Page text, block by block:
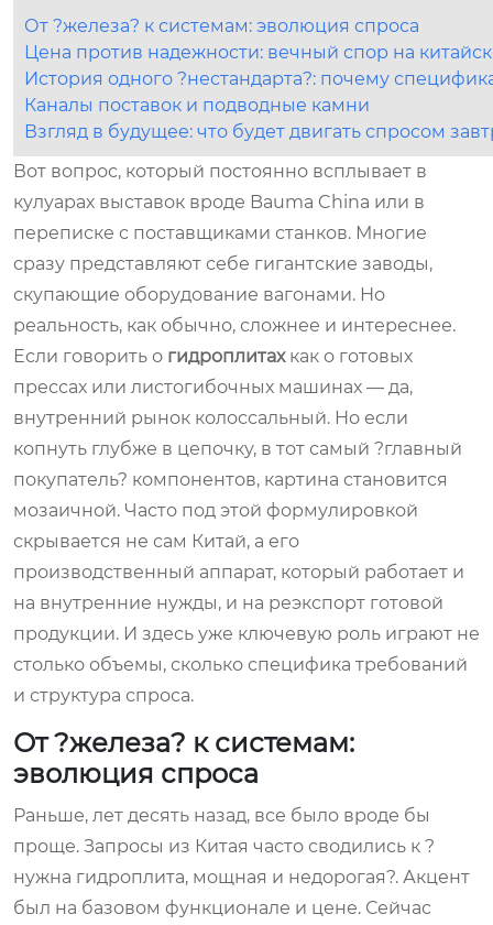
От ?железа? к системам: эволюция спроса
Цена против надежности: вечный спор на
История одного ?нестандарта?: почему
Каналы поставок и подводные камни
Взгляд в будущее: что будет двигать спросом
Вот вопрос, который постоянно всплывает в
кулуарах выставок вроде Bauma China или в
переписке с поставщиками станков. Многие
сразу представляют себе гигантские заводы,
скупающие оборудование вагонами. Но
реальность, как обычно, сложнее и интереснее.
Если говорить о гидроплитахкак о готовых
прессах или листогибочных машинах — да,
внутренний рынок колоссальный. Но если
копнуть глубже в цепочку, в тот самый ?главный
покупатель? компонентов, картина становится
мозаичной. Часто под этой формулировкой
скрывается не сам Китай, а его
производственный аппарат, который работает и
на внутренние нужды, и на реэкспорт готовой
продукции. И здесь уже ключевую роль играют не
столько объемы, сколько специфика требований
и структура спроса.
От ?железа? к системам:
эволюция спроса
Раньше, лет десять назад, все было вроде бы
проще. Запросы из Китая часто сводились к ?
нужна гидроплита, мощная и недорогая?. Акцент
был на базовом функционале и цене. Сейчас